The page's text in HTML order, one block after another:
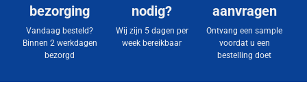
bezorging
Vandaag besteld?
Binnen 2 werkdagen
bezorgd
nodig?
Wij zijn 5 dagen per
week bereikbaar
aanvragen
Ontvang een sample
voordat u een
bestelling doet